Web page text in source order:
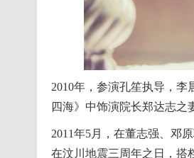
2010年，参演孔笙执导，
四海》中饰演院长郑达志之
2011年5月，在董志强、邓
在汶川地震三周年之日，搭